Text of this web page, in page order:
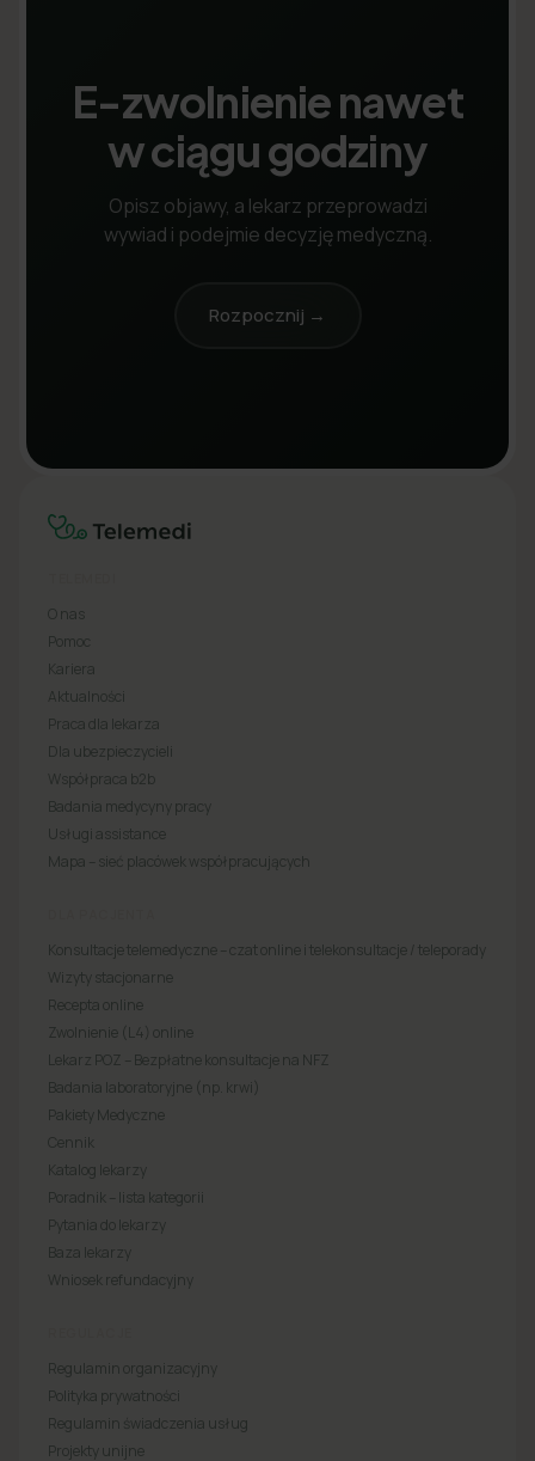
E-zwolnienie nawet
w ciągu godziny
Opisz objawy, a lekarz przeprowadzi
wywiad i podejmie decyzję medyczną.
Rozpocznij →
O nas
Pomoc
Kariera
Aktualności
Praca dla lekarza
Dla ubezpieczycieli
Współpraca b2b
Badania medycyny pracy
Usługi assistance
Mapa – sieć placówek współpracujących
Konsultacje telemedyczne – czat online i telekonsultacje / teleporady
Wizyty stacjonarne
Recepta online
Zwolnienie (L4) online
Lekarz POZ – Bezpłatne konsultacje na NFZ
Badania laboratoryjne (np. krwi)
Pakiety Medyczne
Cennik
Katalog lekarzy
Poradnik – lista kategorii
Pytania do lekarzy
Baza lekarzy
Wniosek refundacyjny
Regulamin organizacyjny
Polityka prywatności
Regulamin świadczenia usług
Projekty unijne